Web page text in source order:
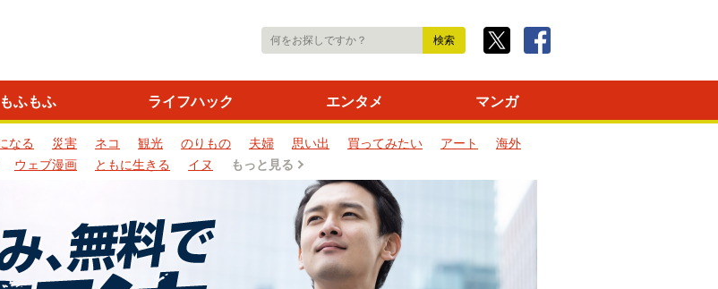
もふもふ ライフハック エンタメ マンガ
なる 災害 ネコ 観光 のりもの 夫婦 思い出 買ってみたい アート
海外
ウェブ漫画 ともに生きる イヌ もっと見る